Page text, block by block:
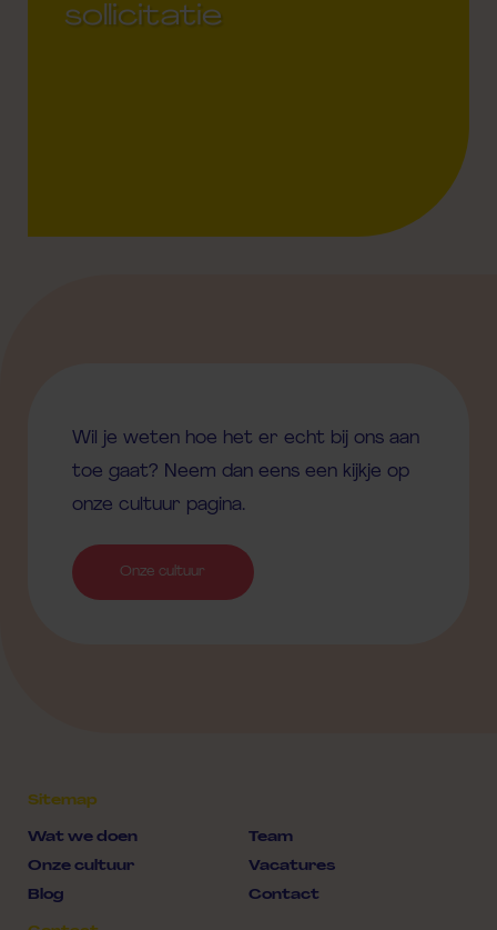
sollicitatie
Wil je weten hoe het er echt bij ons aan
toe gaat? Neem dan eens een kijkje op
onze cultuur pagina.
Onze cultuur
Sitemap
Wat we doen Team
Onze cultuur Vacatures
Blog Contact